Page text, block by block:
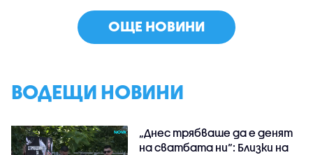
ОЩЕ НОВИНИ
ВОДЕЩИ НОВИНИ
„Днес трябваше да е денят
на сватбата ни“: Близки на